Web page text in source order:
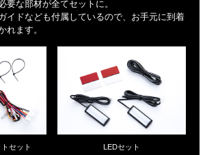
要な部材が全てセットに。
イドなども付属しているので、お手元に到着
れます。
セット LEDセット